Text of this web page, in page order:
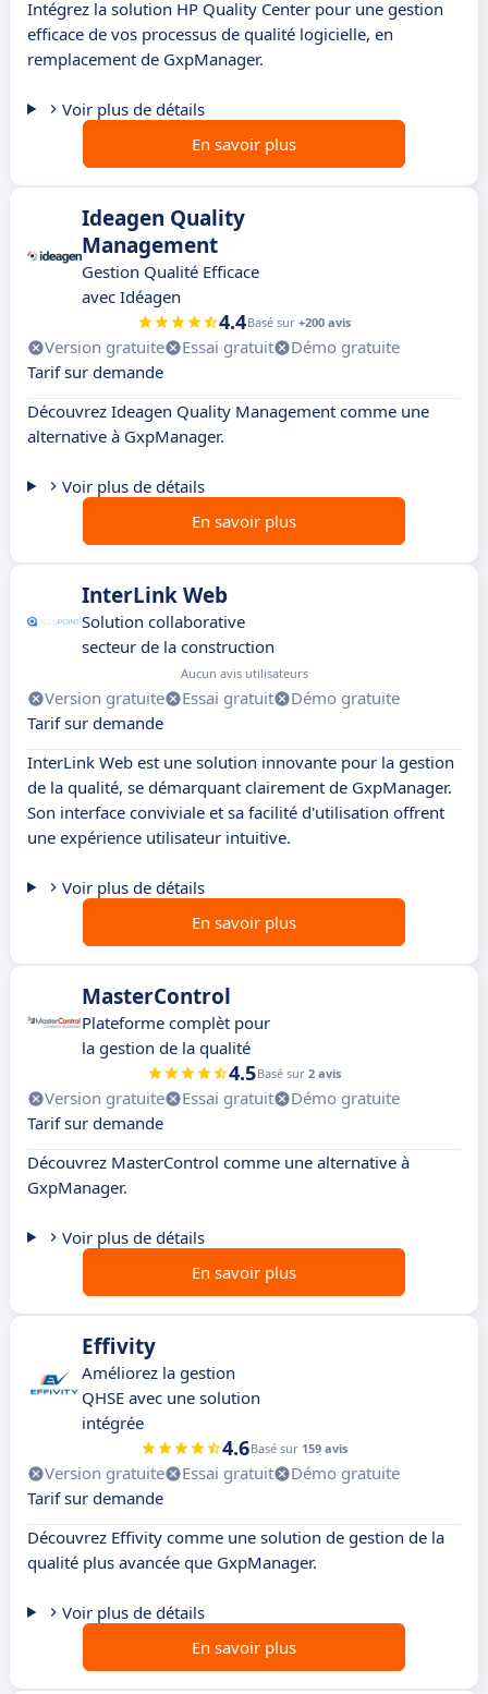
Intégrez la solution HP Quality Center pour une gestion
efficace de vos processus de qualité logicielle, en
remplacement de GxpManager.
Voir plus de détails
En savoir plus
Ideagen Quality
Management
Gestion Qualité Efficace
avec Idéagen
4.4Basé sur +200 avis
Version gratuite Essai gratuit
Démo gratuite
Tarif sur demande
Découvrez Ideagen Quality Management comme une
alternative à GxpManager.
Voir plus de détails
En savoir plus
InterLink Web
Solution collaborative
secteur de la construction
Aucun avis utilisateurs
Version gratuite Essai gratuit
Démo gratuite
Tarif sur demande
InterLink Web est une solution innovante pour la gestion
de la qualité, se démarquant clairement de GxpManager.
Son interface conviviale et sa facilité d'utilisation offrent
une expérience utilisateur intuitive.
Voir plus de détails
En savoir plus
MasterControl
Plateforme complèt pour
la gestion de la qualité
4.5Basé sur 2 avis
Version gratuite Essai gratuit
Démo gratuite
Tarif sur demande
Découvrez MasterControl comme une alternative à
GxpManager.
Voir plus de détails
En savoir plus
Effivity
Améliorez la gestion
QHSE avec une solution
intégrée
4.6Basé sur 159 avis
Version gratuite Essai gratuit
Démo gratuite
Tarif sur demande
Découvrez Effivity comme une solution de gestion de la
qualité plus avancée que GxpManager.
Voir plus de détails
En savoir plus